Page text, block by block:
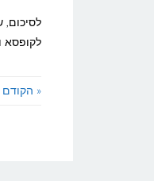
לסיכום,
לקופסא
« הקודם